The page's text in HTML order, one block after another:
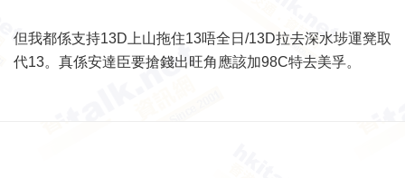
但我都係支持13D上山拖住13唔全日/13D拉去深水埗運凳取
代13。真係安達臣要搶錢出旺角應該加98C特去美孚。